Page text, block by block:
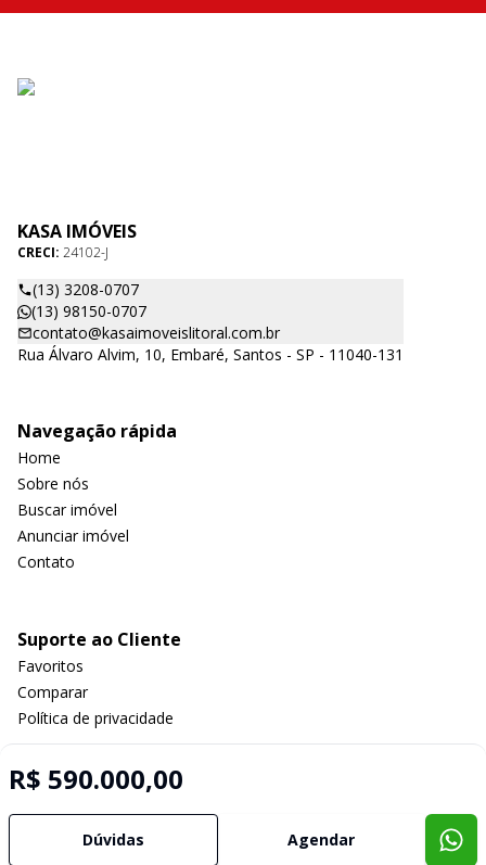
R$ 590.000,00
Dúvidas Agendar
KASA IMÓVEIS
CRECI: 24102-J
(13) 3208-0707
(13) 98150-0707
contato@kasaimoveislitoral.com.br
Rua Álvaro Alvim, 10, Embaré, Santos - SP - 11040-131
Navegação rápida
Home
Sobre nós
Buscar imóvel
Anunciar imóvel
Contato
Suporte ao Cliente
Favoritos
Comparar
Política de privacidade
Selo de Tecnologia Loft